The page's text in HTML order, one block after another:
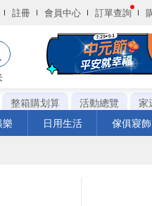
註冊 會員中心 訂單查詢
整箱購划算 活動總覽 家
日用生活 傢俱寢飾